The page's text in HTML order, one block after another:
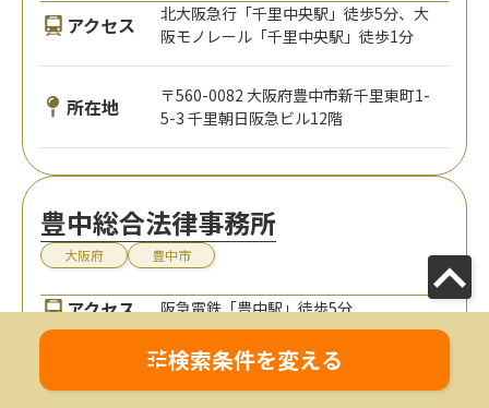
アクセス
北大阪急行「千里中央駅」徒歩5分、大
阪モノレール「千里中央駅」徒歩1分
所在地
〒560-0082 大阪府豊中市新千里東町1-
5-3 千里朝日阪急ビル12階
豊中総合法律事務所
大阪府 豊中市
アクセス 阪急電鉄「豊中駅」徒歩5分
〒560-0024 大阪府豊中市末広町2-1-4
豊中末広ビル2階203
検索条件を変える